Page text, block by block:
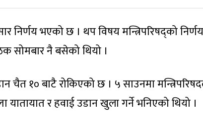
निर्णय भएको छ । थप विषय मन्त्रिपरिषद्को
सोमबार नै बसेको थियो ।
चैत १० बाटै रोकिएको छ । ५ साउनमा
यातायात र हवाई उडान खुला गर्ने भनिएको थियो ।